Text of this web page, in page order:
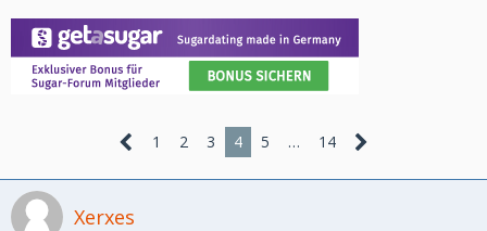
1 2 3 4 5 … 14
Xerxes